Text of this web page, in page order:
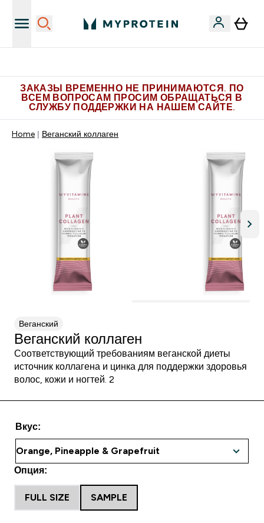
ЗАКАЗЫ ВРЕМЕННО НЕ ПРИНИМАЮТСЯ. ПО
ВСЕМ ВОПРОСАМ ПРОСИМ ОБРАЩАТЬСЯ В
СЛУЖБУ ПОДДЕРЖКИ НА НАШЕМ САЙТЕ.
Home Веганский коллаген
Веганский
Веганский коллаген
Соответствующий требованиям веганской диеты
источник коллагена и цинка для поддержки здоровья
волос, кожи и ногтей. 2
Вкус:
Опция:
FULL SIZE SAMPLE